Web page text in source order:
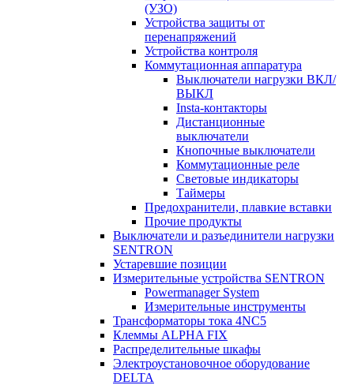
(УЗО)
Устройства защиты от
перенапряжений
Устройства контроля
Коммутационная аппаратура
Выключатели нагрузки ВКЛ/
ВЫКЛ
Insta-контакторы
Дистанционные
выключатели
Кнопочные выключатели
Коммутационные реле
Световые индикаторы
Таймеры
Предохранители, плавкие вставки
Прочие продукты
Выключатели и разъединители нагрузки
SENTRON
Устаревшие позиции
Измерительные устройства SENTRON
Powermanager System
Измерительные инструменты
Трансформаторы тока 4NC5
Клеммы ALPHA FIX
Распределительные шкафы
Электроустановочное оборудование
DELTA